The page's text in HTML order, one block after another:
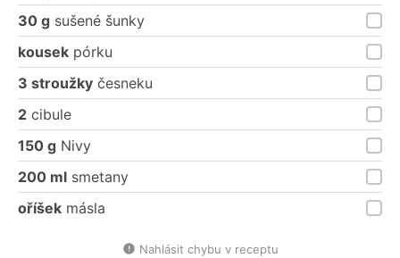
30 g sušené šunky
kousek pórku
3 stroužky česneku
2 cibule
150 g Nivy
200 ml smetany
oříšek másla
Nahlásit chybu v receptu